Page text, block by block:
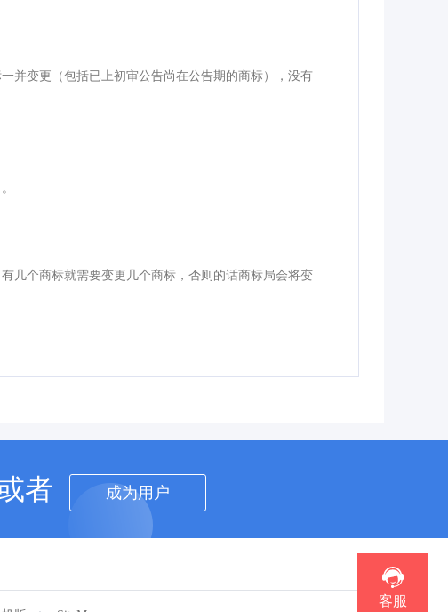
并变更（包括已上初审公告尚在公告期的商标），没有
几个商标就需要变更几个商标，否则的话商标局会将变
者 成为用户
客服